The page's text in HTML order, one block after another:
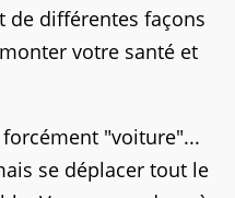
de différentes façons
votre santé et
"voiture"...
se déplacer tout le